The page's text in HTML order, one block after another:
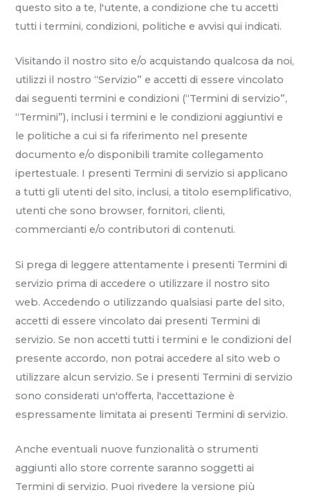
questo sito a te, l'utente, a condizione che tu accetti
tutti i termini, condizioni, politiche e avvisi qui indicati.
Visitando il nostro sito e/o acquistando qualcosa da noi,
utilizzi il nostro “Servizio” e accetti di essere vincolato
dai seguenti termini e condizioni (“Termini di servizio”,
“Termini”), inclusi i termini e le condizioni aggiuntivi e
le politiche a cui si fa riferimento nel presente
documento e/o disponibili tramite collegamento
ipertestuale. I presenti Termini di servizio si applicano
a tutti gli utenti del sito, inclusi, a titolo esemplificativo,
utenti che sono browser, fornitori, clienti,
commercianti e/o contributori di contenuti.
Si prega di leggere attentamente i presenti Termini di
servizio prima di accedere o utilizzare il nostro sito
web. Accedendo o utilizzando qualsiasi parte del sito,
accetti di essere vincolato dai presenti Termini di
servizio. Se non accetti tutti i termini e le condizioni del
presente accordo, non potrai accedere al sito web o
utilizzare alcun servizio. Se i presenti Termini di servizio
sono considerati un'offerta, l'accettazione è
espressamente limitata ai presenti Termini di servizio.
Anche eventuali nuove funzionalità o strumenti
aggiunti allo store corrente saranno soggetti ai
Termini di servizio. Puoi rivedere la versione più